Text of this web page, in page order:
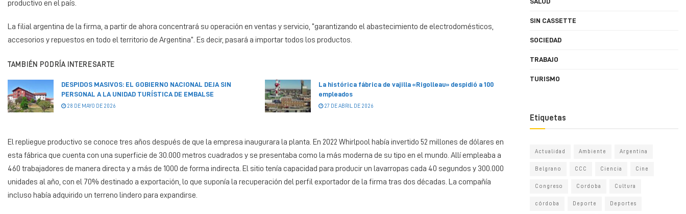
productivo en el país.
La filial argentina de la firma, a partir de ahora concentrará su operación en ventas y servicio, “garantizando el abastecimiento de electrodomésticos,
accesorios y repuestos en todo el territorio de Argentina”. Es decir, pasará a importar todos los productos.
TAMBIÉN PODRÍA INTERESARTE
DESPIDOS MASIVOS: EL GOBIERNO NACIONAL DEJA SIN
PERSONAL A LA UNIDAD TURÍSTICA DE EMBALSE
28 DE MAYO DE 2026
La histórica fábrica de vajilla «Rigolleau» despidió a 100
empleados
27 DE ABRIL DE 2026
El repliegue productivo se conoce tres años después de que la empresa inaugurara la planta. En 2022 Whirlpool había invertido 52 millones de dólares en
esta fábrica que cuenta con una superficie de 30.000 metros cuadrados y se presentaba como la más moderna de su tipo en el mundo. Allí empleaba a
460 trabajadores de manera directa y a más de 1000 de forma indirecta. El sitio tenía capacidad para producir un lavarropas cada 40 segundos y 300.000
unidades al año, con el 70% destinado a exportación, lo que suponía la recuperación del perfil exportador de la firma tras dos décadas. La compañía
incluso había adquirido un terreno lindero para expandirse.
SIN CASSETTE
SOCIEDAD
TRABAJO
TURISMO
Etiquetas
Actualidad Ambiente Argentina
Belgrano CCC Ciencia Cine
Congreso Cordoba Cultura
córdoba Deporte Deportes